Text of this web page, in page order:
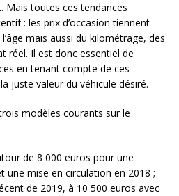
toutes ces tendances
: les prix d’occasion tiennent
mais aussi du kilométrage, des
réel. Il est donc essentiel de
en tenant compte de ces
juste valeur du véhicule désiré.
modèles courants sur le
de 8 000 euros pour une
une mise en circulation en 2018 ;
de 2019, à 10 500 euros avec